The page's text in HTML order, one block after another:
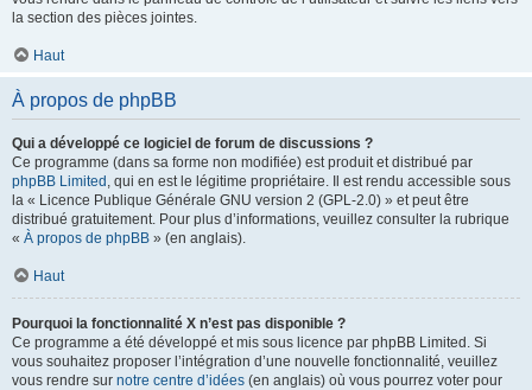
la section des pièces jointes.
Haut
À propos de phpBB
Qui a développé ce logiciel de forum de discussions ?
Ce programme (dans sa forme non modifiée) est produit et distribué par
phpBB Limited , qui en est le légitime propriétaire. Il est rendu accessible sous
la « Licence Publique Générale GNU version 2 (GPL-2.0) » et peut être
distribué gratuitement. Pour plus d’informations, veuillez consulter la rubrique
« À propos de phpBB » (en anglais).
Haut
Pourquoi la fonctionnalité X n’est pas disponible ?
Ce programme a été développé et mis sous licence par phpBB Limited. Si
vous souhaitez proposer l’intégration d’une nouvelle fonctionnalité, veuillez
vous rendre sur notre centre d’idées (en anglais) où vous pourrez voter pour